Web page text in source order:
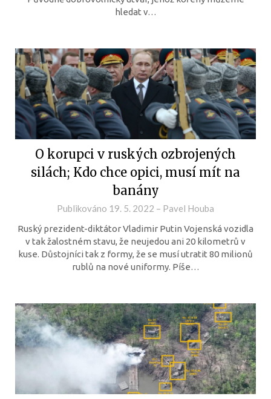
hledat v…
O korupci v ruských ozbrojených
silách; Kdo chce opici, musí mít na
banány
Publikováno 19. 5. 2022 – Pavel Houba
Ruský prezident-diktátor Vladimir Putin Vojenská vozidla
v tak žalostném stavu, že neujedou ani 20 kilometrů v
kuse. Důstojníci tak z formy, že se musí utratit 80 milionů
rublů na nové uniformy. Píše…